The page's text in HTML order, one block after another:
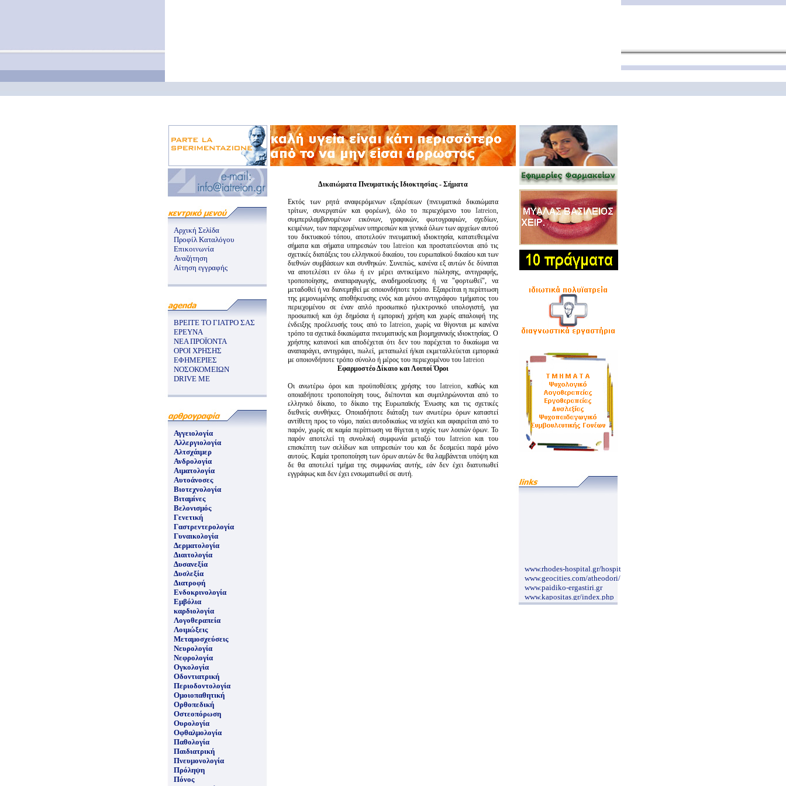
Αρχική Σελίδα
Προφίλ Καταλόγου
Επικοινωνία
Αναζήτηση
Αίτηση εγγραφής
ΒΡΕΙΤΕ ΤΟ ΓΙΑΤΡΟ ΣΑΣ
ΕΡΕΥΝΑ
ΝΕΑ ΠΡΟΪΟΝΤΑ
ΟΡΟΙ ΧΡΗΣΗΣ
ΕΦΗΜΕΡΙΕΣ
ΝΟΣΟΚΟΜΕΙΩΝ
DRIVE ME
Αγγειολογία
Αλλεργιολογία
Αλτσχάιμερ
Ανδρολογία
Αιματολογία
Αυτοάνοσες
Βιοτεχνολογία
Βιταμίνες
Βελονισμός
Γενετική
Γαστρεντερολογία
Γυναικολογία
Δερματολογία
Διαιτολογία
Δυσανεξία
Δυσλεξία
Διατροφή
Ενδοκρινολογία
Εμβόλια
καρδιολογία
Λογοθεραπεία
Λοιμώξεις
Μεταμοσχεύσεις
Νευρολογία
Νεφρολογία
Ογκολογία
Οδοντιατρική
Περιοδοντολογία
Ομοιοπαθητική
Ορθοπεδική
Οστεοπόρωση
Ουρολογία
Οφθαλμολογία
Παθολογία
Παιδιατρική
Πνευμονολογία
Πρόληψη
Πόνος
Δικαιώματα Πνευματικής Ιδιοκτησίας - Σήματα
Εκτός των ρητά αναφερόμενων εξαιρέσεων (πνευματικά δικαιώματα
τρίτων, συνεργατών και φορέων), όλο το περιεχόμενο του Iatreion,
συμπεριλαμβανομένων εικόνων, γραφικών, φωτογραφιών, σχεδίων,
κειμένων, των παρεχομένων υπηρεσιών και γενικά όλων των αρχείων αυτού
του δικτυακού τόπου, αποτελούν πνευματική ιδιοκτησία, κατατεθειμένα
σήματα και σήματα υπηρεσιών τουIatreion και προστατεύονται από τις
σχετικές διατάξεις του ελληνικού δικαίου, του ευρωπαϊκού δικαίου και των
διεθνών συμβάσεων και συνθηκών. Συνεπώς, κανένα εξ αυτών δε δύναται
να αποτελέσει εν όλω ή εν μέρει αντικείμενο πώλησης, αντιγραφής,
τροποποίησης, αναπαραγωγής, αναδημοσίευσης ή να "φορτωθεί", να
μεταδοθεί ή να διανεμηθεί με οποιονδήποτε τρόπο. Εξαιρείται η περίπτωση
της μεμονωμένης αποθήκευσης ενός και μόνου αντιγράφου τμήματος του
περιεχομένου σε έναν απλό προσωπικό ηλεκτρονικό υπολογιστή, για
προσωπική και όχι δημόσια ή εμπορική χρήση και χωρίς απαλοιφή της
ένδειξης προέλευσής τους από το Iatreion, χωρίς να θίγονται με κανένα
τρόπο τα σχετικά δικαιώματα πνευματικής και βιομηχανικής ιδιοκτησίας. Ο
χρήστης κατανοεί και αποδέχεται ότι δεν του παρέχεται το δικαίωμα να
αναπαράγει, αντιγράφει, πωλεί, μεταπωλεί ή/και εκμεταλλεύεται εμπορικά
με οποιονδήποτε τρόπο σύνολο ή μέρος του περιεχομένου του Iatreion
Εφαρμοστέο Δίκαιο και Λοιποί Όροι
Οι ανωτέρω όροι και προϋποθέσεις χρήσης τουIatreion, καθώς και
οποιαδήποτε τροποποίηση τους, διέπονται και συμπληρώνονται από το
ελληνικό δίκαιο, το δίκαιο της Ευρωπαϊκής Ένωσης και τις σχετικές
διεθνείς συνθήκες. Οποιαδήποτε διάταξη των ανωτέρω όρων καταστεί
αντίθετη προς το νόμο, παύει αυτοδικαίως να ισχύει και αφαιρείται από το
παρόν, χωρίς σε καμία περίπτωση να θίγεται η ισχύς των λοιπών όρων. Το
παρόν αποτελεί τη συνολική συμφωνία μεταξύ του Iatreionκαι του
επισκέπτη των σελίδων και υπηρεσιών του και δε δεσμεύει παρά μόνο
αυτούς. Καμία τροποποίηση των όρων αυτών δε θα λαμβάνεται υπόψη και
δε θα αποτελεί τμήμα της συμφωνίας αυτής, εάν δεν έχει διατυπωθεί
εγγράφως και δεν έχει ενσωματωθεί σε αυτή.
www.rhodes-hospital.gr/hospital_main.html
www.geocities.com/atheodori/
www.paidiko-ergastiri.gr
www.kapositas.gr/index.php
www.fyssas.gr/